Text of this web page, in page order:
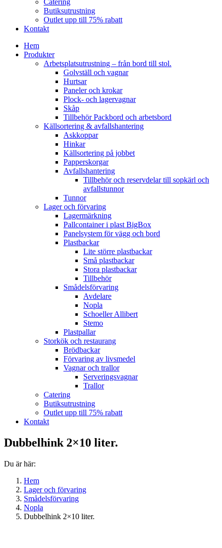
Catering
Butiksutrustning
Outlet upp till 75% rabatt
Kontakt
Hem
Produkter
Arbetsplatsutrustning – från bord till stol.
Golvställ och vagnar
Hurtsar
Paneler och krokar
Plock- och lagervagnar
Skåp
Tillbehör Packbord och arbetsbord
Källsortering & avfallshantering
Askkoppar
Hinkar
Källsortering på jobbet
Papperskorgar
Avfallshantering
Tillbehör och reservdelar till sopkärl och
avfallstunnor
Tunnor
Lager och förvaring
Lagermärkning
Pallcontainer i plast BigBox
Panelsystem för vägg och bord
Plastbackar
Lite större plastbackar
Små plastbackar
Stora plastbackar
Tillbehör
Smådelsförvaring
Avdelare
Nopla
Schoeller Allibert
Stemo
Plastpallar
Storkök och restaurang
Brödbackar
Förvaring av livsmedel
Vagnar och trallor
Serveringsvagnar
Trallor
Catering
Butiksutrustning
Outlet upp till 75% rabatt
Kontakt
Dubbelhink 2×10 liter.
Du är här:
Hem
Lager och förvaring
Smådelsförvaring
Nopla
Dubbelhink 2×10 liter.